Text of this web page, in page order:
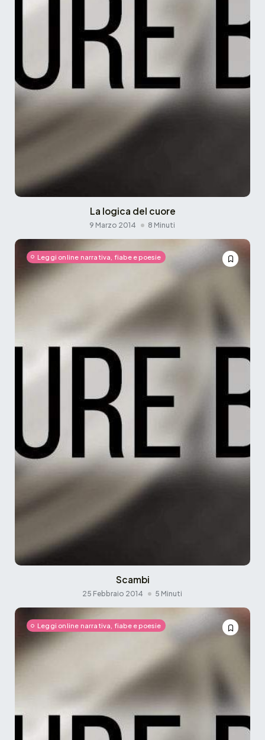
La logica del cuore
9 Marzo 2014 8 Minuti
Leggi online narrativa, fiabe e poesie
Scambi
25 Febbraio 2014 5 Minuti
Leggi online narrativa, fiabe e poesie